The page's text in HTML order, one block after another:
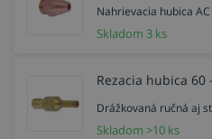
Nahrievacia hubica
Skladom 3 ks
Rezacia hubica 60
Drážkovaná ručná aj
Skladom >10 ks